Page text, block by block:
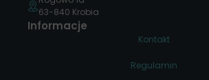
63-840 Krobia
Informacje
Kontakt
Regulamin